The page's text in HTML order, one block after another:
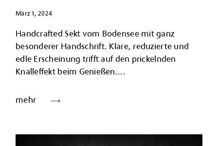
März 1, 2024
Handcrafted Sekt vom Bodensee mit ganz
besonderer Handschrift. Klare, reduzierte und
edle Erscheinung trifft auf den prickelnden
Knalleffekt beim Genießen....
mehr